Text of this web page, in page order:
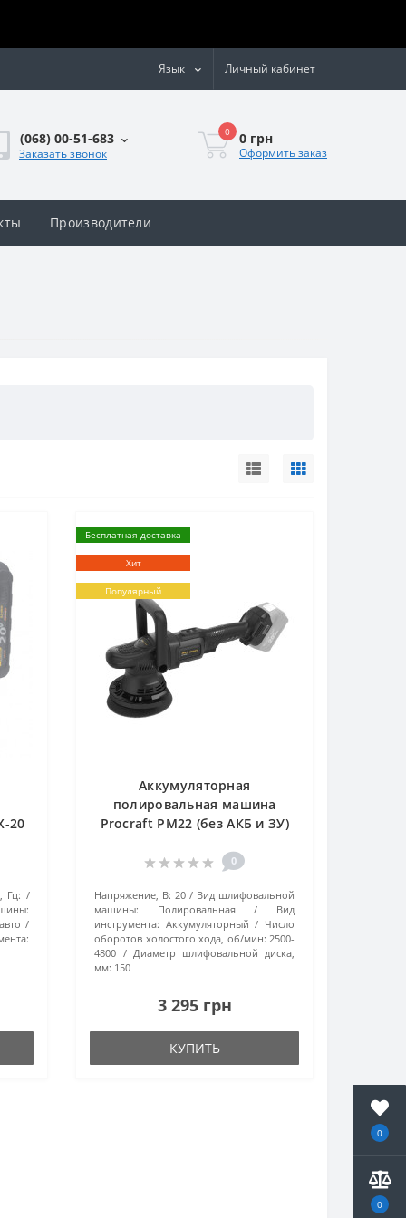
0
0
Язык Личный кабинет
(068) 00-51-683
Заказать звонок
0 0 грн
Оформить заказ
Производители
20
Гц:
Бесплатная доставка
Хит
Популярный
Аккумуляторная
полировальная машина
Procraft PM22 (без АКБ и ЗУ)
0
Напряжение, В: 20
Вид шлифовальной
машины:
Полировальная
Вид
инструмента: Аккумуляторный
Число
оборотов холостого хода, об/мин: 2500-
4800
Диаметр шлифовальной диска,
мм: 150
3 295 грн
КУПИТЬ